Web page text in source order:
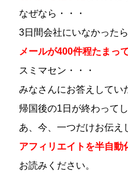
なぜなら・・・
3日間会社にいなかったら
メールが400件程たまっ
スミマセン・・・
みなさんにお答えしてい
帰国後の1日が終わって
あ、今、一つだけお伝え
アフィリエイトを半自動
お読みください。